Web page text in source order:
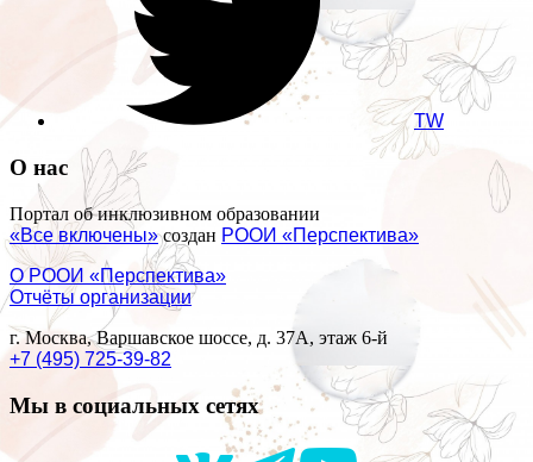
TW
О нас
Портал об инклюзивном образовании
«Все включены»создан РООИ «Перспектива»
О РООИ «Перспектива»
Отчёты организации
г. Москва, Варшавское шоссе, д. 37А, этаж 6-й
+7 (495) 725-39-82
Мы в социальных сетях